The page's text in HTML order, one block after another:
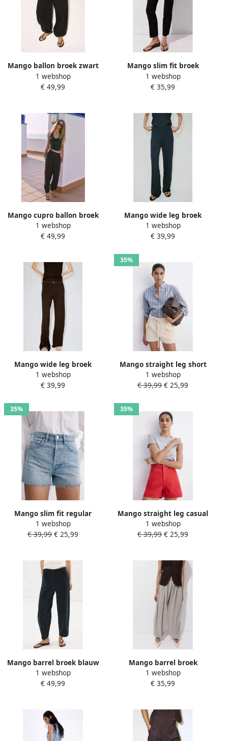
Mango ballon broek zwart
1 webshop
€ 49,99
Mango slim fit broek
donkerbruin
1 webshop
€ 35,99
Mango cupro ballon broek
bruin
1 webshop
€ 49,99
Mango wide leg broek
grijsblauw
1 webshop
€ 39,99
Mango wide leg broek
bruin
1 webshop
€ 39,99
35%
Mango straight leg short
beige
1 webshop
€ 39,99 € 25,99
35%
Mango slim fit regular
waist denim short met
glitters lichtblauw
1 webshop
€ 39,99 € 25,99
35%
Mango straight leg casual
short rood
1 webshop
€ 39,99 € 25,99
Mango barrel broek blauw
1 webshop
€ 49,99
Mango barrel broek
lichtgrijs
1 webshop
€ 35,99